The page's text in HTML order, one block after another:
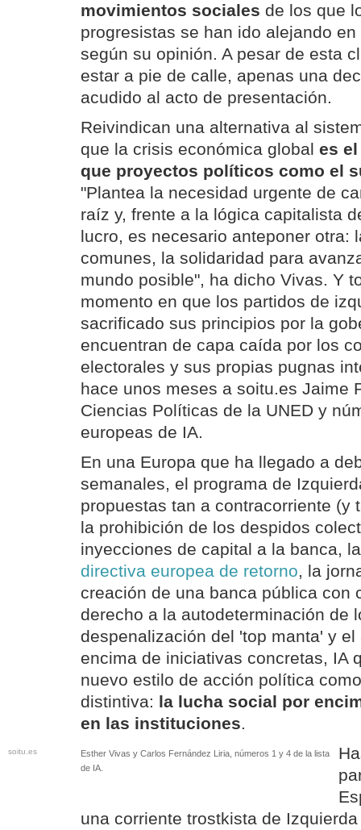
movimientos sociales de los que
progresistas se han ido alejando
según su opinión. A pesar de esta
estar a pie de calle, apenas una
acudido al acto de presentación.
Reivindican una alternativa al
que la crisis económica global es
que proyectos políticos como el
"Plantea la necesidad urgente de
raíz y, frente a la lógica capitalista
lucro, es necesario anteponer otra:
comunes, la solidaridad para
mundo posible", ha dicho Vivas. Y
momento en que los partidos de
sacrificado sus principios por la
encuentran de capa caída por los
electorales y sus propias pugnas
hace unos meses a soitu.es Jaime
Ciencias Políticas de la UNED y
europeas de IA.
En una Europa que ha llegado a
semanales, el programa de
propuestas tan a contracorriente (y
la prohibición de los despidos
inyecciones de capital a la banca,
directiva europea de retorno, la
creación de una banca pública con
derecho a la autodeterminación de
despenalización del 'top manta' y el
encima de iniciativas concretas, IA
nuevo estilo de acción política
distintiva: la lucha social por
en las instituciones.
soitu.es
Esther Vivas y Carlos Fernández Liria, números 1 y 4 de la lista
de IA.
una corriente trostkista de